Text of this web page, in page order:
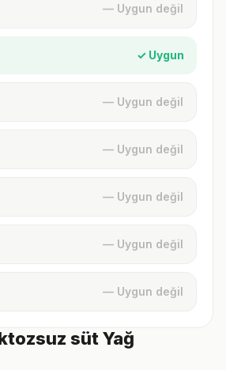
— Uygun değil
✓ Uygun
— Uygun değil
— Uygun değil
— Uygun değil
— Uygun değil
— Uygun değil
süt Yağ